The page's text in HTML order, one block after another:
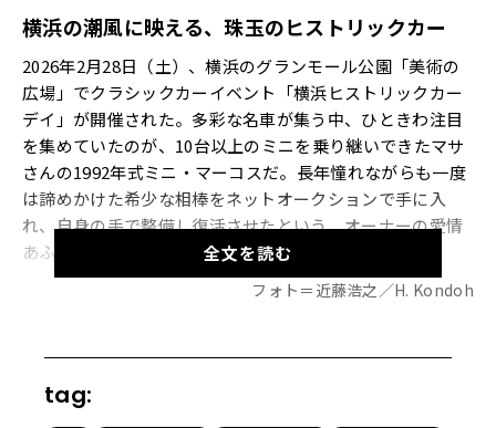
横浜の潮風に映える、珠玉のヒストリックカー
2026年2月28日（土）、横浜のグランモール公園「美術の
広場」でクラシックカーイベント「横浜ヒストリックカー
デイ」が開催された。多彩な名車が集う中、ひときわ注目
を集めていたのが、10台以上のミニを乗り継いできたマサ
さんの1992年式ミニ・マーコスだ。長年憧れながらも一度
は諦めかけた希少な相棒をネットオークションで手に入
れ、自身の手で整備し復活させたという、オーナーの愛情
あふれるカーライフに迫る。全文を読む
フォト＝近藤浩之／H. Kondoh
tag: